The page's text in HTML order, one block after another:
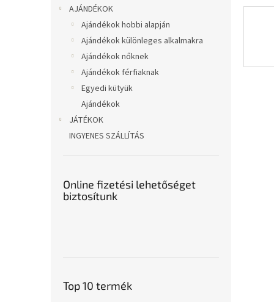
AJÁNDÉKOK
Ajándékok hobbi alapján
Ajándékok különleges alkalmakra
Ajándékok nőknek
Ajándékok férfiaknak
Egyedi kütyük
Ajándékok
JÁTÉKOK
INGYENES SZÁLLÍTÁS
Online fizetési lehetőséget
biztosítunk
Top 10 termék